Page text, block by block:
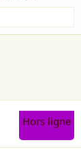
Hors ligne